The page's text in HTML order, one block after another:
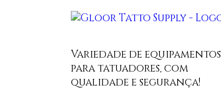
Variedade de equipamentos
para tatuadores, com
qualidade e segurança!